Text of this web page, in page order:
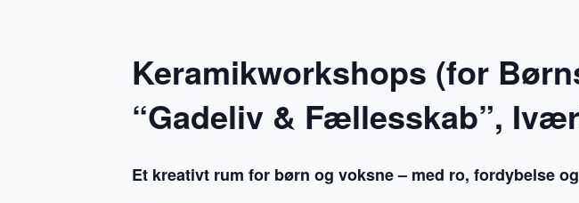
Keramikworkshops (for
“Gadeliv & Fællesskab”,
Et kreativt rum for børn og voksne – med ro, fordybelse